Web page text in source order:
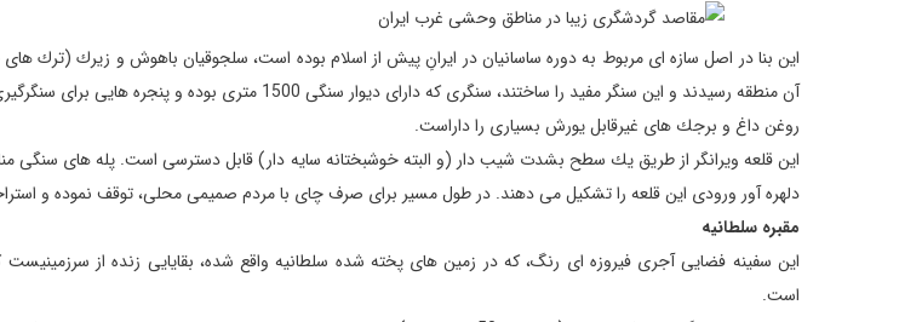
آن منطقه رسیدند و این سنگر مفید را ساختند، سنگری كه دارای دیوار سنگی
روغن داغ و برجك های غیرقابل یورش بسیاری را داراست.
این قلعه ویرانگر از طریق یك سطح بشدت شیب دار (و البته خوشبختانه سایه دار) قابل دسترسی است. پله های سنگی
دلهره آور ورودی این قلعه را تشكیل می دهند. در طول مسیر برای صرف چای با مردم صمیمی محلی، توقف نموده و
مقبره سلطانیه
این سفینه فضایی آجری فیروزه ای رنگ، كه در زمین های پخته شده سلطانیه واقع شده، بقایایی زنده از
است.